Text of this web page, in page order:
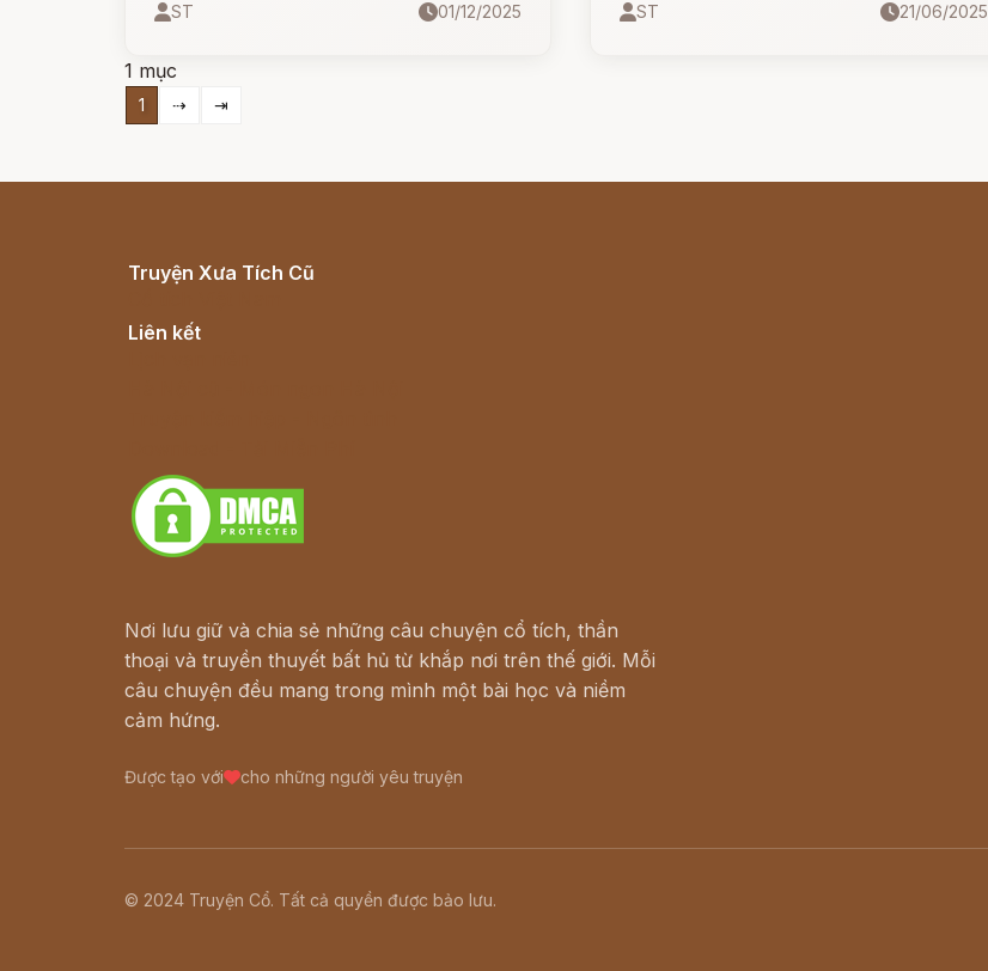
may tiêu tan. Liệu chàng trai có thể lấy
đức?
ST 01/12/2025
chuyển hóa từ đau khổ thành hạnh
ST 21/06/2025
1 mục
1 ⇢ ⇥
Truyện Xưa Tích Cũ
Liên kết
Nơi lưu giữ và chia sẻ những câu chuyện cổ tích, thần
thoại và truyền thuyết bất hủ từ khắp nơi trên thế giới. Mỗi
câu chuyện đều mang trong mình một bài học và niềm
cảm hứng.
Được tạo với cho những người yêu truyện
© 2024 Truyện Cổ. Tất cả quyền được bảo lưu.